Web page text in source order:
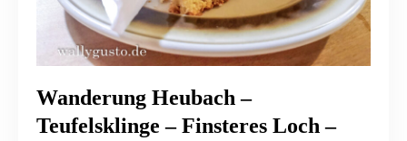
Wanderung Heubach –
Teufelsklinge – Finsteres Loch –